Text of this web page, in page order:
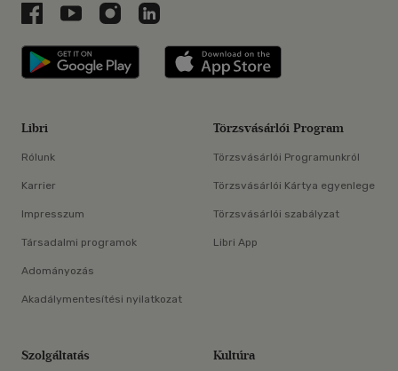
Libri a Facebookon
Libri a Youtube-on
Libri az Instagramon
Libri a LinkedInen
Libri applikáció Szerezd meg: Google
Libri
Rólunk
Karrier
Impresszum
Társadalmi programok
Adományozás
Akadálymentesítési nyilatkozat
Törzsvásárlói Program
Törzsvásárlói Programunkról
Törzsvásárlói Kártya egyenlege
Törzsvásárlói szabályzat
Libri App
Szolgáltatás Kultúra